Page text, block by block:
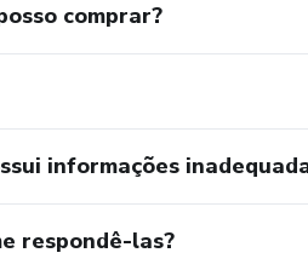
comprar?
informações
respondê-las?